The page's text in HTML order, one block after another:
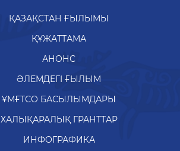
ҚАЗАҚСТАН ҒЫЛЫМЫ
ҚҰЖАТТАМА
АНОНС
ӘЛЕМДЕГІ ҒЫЛЫМ
ҰМҒТСО БАСЫЛЫМДАРЫ
ХАЛЫҚАРАЛЫҚ ГРАНТТАР
ИНФОГРАФИКА